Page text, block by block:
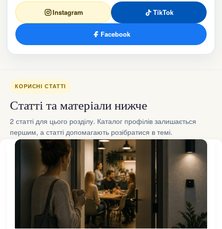
Instagram TikTok
Facebook
КОРИСНІ СТАТТІ
Статті та матеріали нижче
2 статті для цього розділу. Каталог профілів залишається
першим, а статті допомагають розібратися в темі.